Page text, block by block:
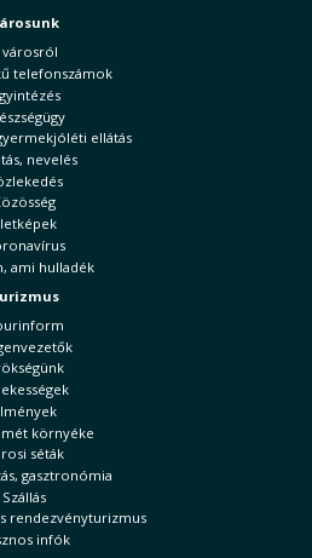
városról
telefonszámok
ellátás
nevelés
ami hulladék
környéke
séták
gasztronómia
Szállás
rendezvényturizmus
infók